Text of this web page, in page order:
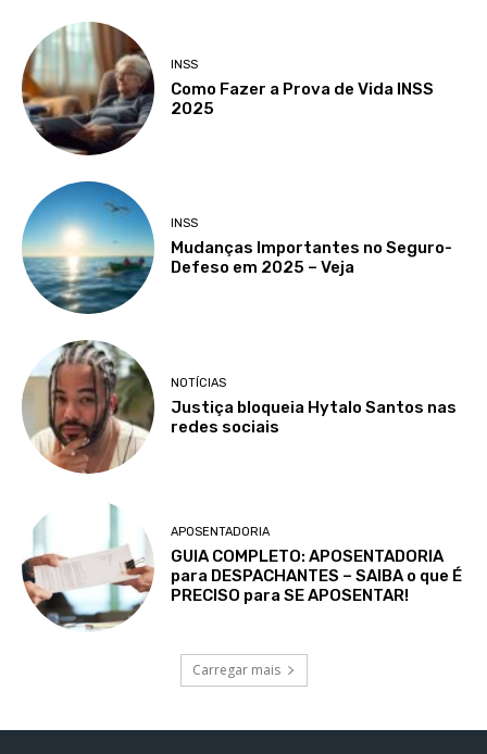
INSS
Como Fazer a Prova de Vida INSS
2025
INSS
Mudanças Importantes no Seguro-
Defeso em 2025 – Veja
NOTÍCIAS
Justiça bloqueia Hytalo Santos nas
redes sociais
APOSENTADORIA
GUIA COMPLETO: APOSENTADORIA
para DESPACHANTES – SAIBA o que É
PRECISO para SE APOSENTAR!
Carregar mais